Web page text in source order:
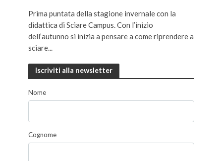
Prima puntata della stagione invernale con la
didattica di Sciare Campus. Con l’inizio
dell’autunno si inizia a pensare a come riprendere a
sciare...
Iscriviti alla newsletter
Nome
Cognome